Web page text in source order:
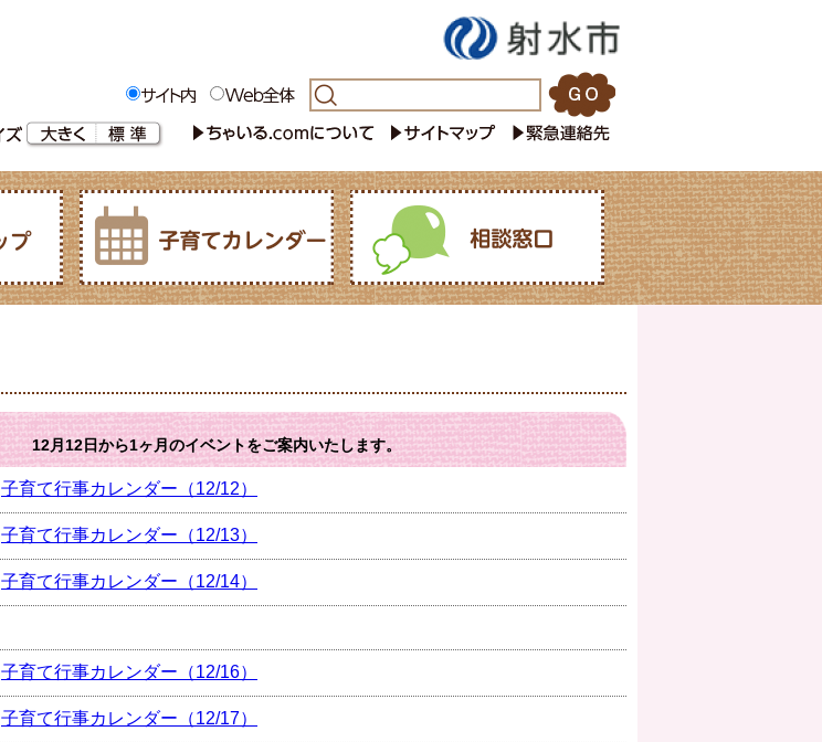
12月12日から1ヶ月のイベントをご案内いたします。
子育て行事カレンダー（12/12）
子育て行事カレンダー（12/13）
子育て行事カレンダー（12/14）
子育て行事カレンダー（12/16）
子育て行事カレンダー（12/17）